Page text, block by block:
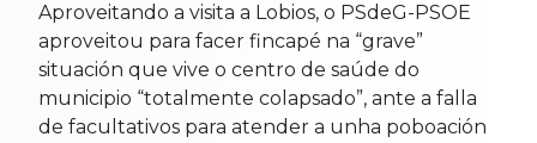
Aproveitando a visita a Lobios, o PSdeG-PSOE
aproveitou para facer fincapé na “grave”
situación que vive o centro de saúde do
municipio “totalmente colapsado”, ante a falla
de facultativos para atender a unha poboación